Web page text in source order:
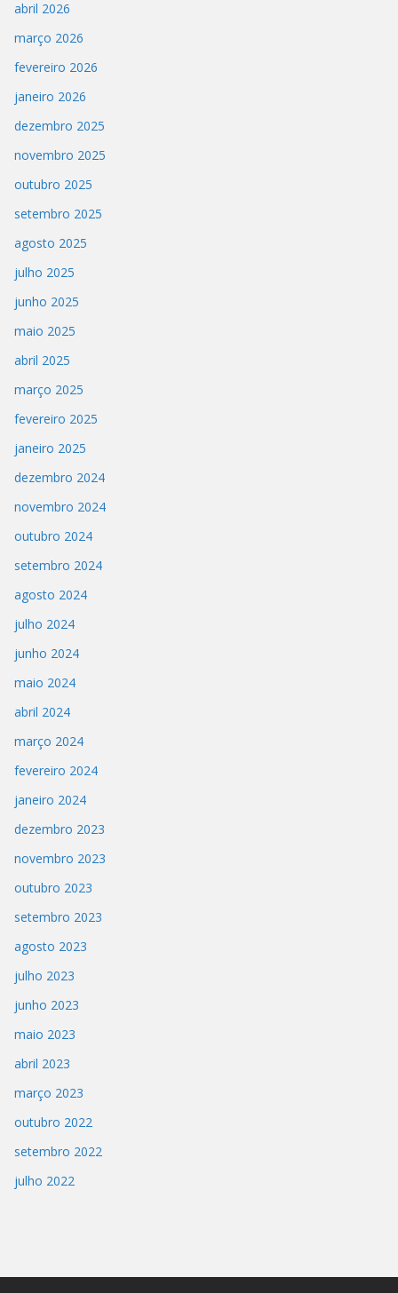
abril 2026
março 2026
fevereiro 2026
janeiro 2026
dezembro 2025
novembro 2025
outubro 2025
setembro 2025
agosto 2025
julho 2025
junho 2025
maio 2025
abril 2025
março 2025
fevereiro 2025
janeiro 2025
dezembro 2024
novembro 2024
outubro 2024
setembro 2024
agosto 2024
julho 2024
junho 2024
maio 2024
abril 2024
março 2024
fevereiro 2024
janeiro 2024
dezembro 2023
novembro 2023
outubro 2023
setembro 2023
agosto 2023
julho 2023
junho 2023
maio 2023
abril 2023
março 2023
outubro 2022
setembro 2022
julho 2022